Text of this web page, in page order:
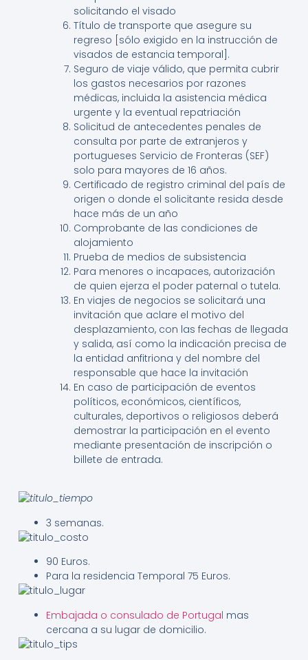
solicitando el visado
Título de transporte que asegure su
regreso [sólo exigido en la instrucción de
visados ​​de estancia temporal].
Seguro de viaje válido, que permita cubrir
los gastos necesarios por razones
médicas, incluida la asistencia médica
urgente y la eventual repatriación
Solicitud de antecedentes penales de
consulta por parte de extranjeros y
portugueses Servicio de Fronteras (SEF)
solo para mayores de 16 años.
Certificado de registro criminal del país de
origen o donde el solicitante resida desde
hace más de un año
Comprobante de las condiciones de
alojamiento
Prueba de medios de subsistencia
Para menores o incapaces, autorización
de quien ejerza el poder paternal o tutela.
En viajes de negocios se solicitará una
invitación que aclare el motivo del
desplazamiento, con las fechas de llegada
y salida, así como la indicación precisa de
la entidad anfitriona y del nombre del
responsable que hace la invitación
En caso de participación de eventos
políticos, económicos, científicos,
culturales, deportivos o religiosos deberá
demostrar la participación en el evento
mediante presentación de inscripción o
billete de entrada.
3 semanas.
90 Euros.
Para la residencia Temporal 75 Euros.
Embajada o consulado de Portugal mas
cercana a su lugar de domicilio.